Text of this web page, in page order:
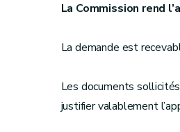
La Commission rend
La demande est
Les documents
justifier valablement